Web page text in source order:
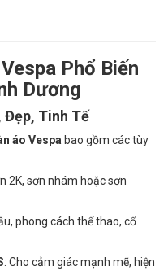
Phổ Biến
Dương
Đẹp, Tinh Tế
áo Vespa bao gồm các tùy
2K, sơn nhám hoặc sơn
phong cách thể thao, cổ
: Cho cảm giác mạnh mẽ, hiện